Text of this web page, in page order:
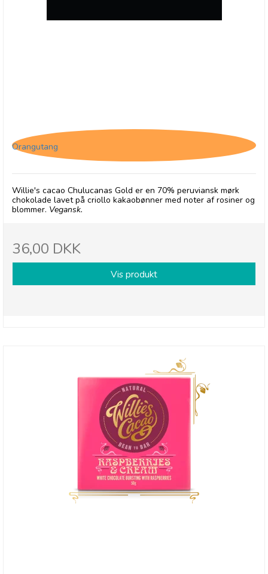
Orangutang
Willie's cacao Chulucanas Gold er en 70% peruviansk mørk
chokolade lavet på criollo kakaobønner med noter af rosiner og
blommer. Vegansk.
36,00 DKK
Vis produkt